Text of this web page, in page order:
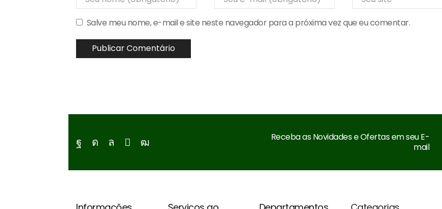
Salve meu nome, e-mail e site neste navegador para a próxima vez que eu comentar.
Facebook
Instagram
Whatsapp
EmailYoutube
Receba as Novidades e Ofertas em seu E-
mail